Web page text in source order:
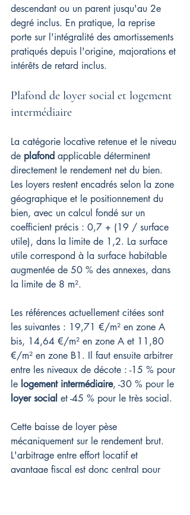
descendant ou un parent jusqu'au 2e
degré inclus. En pratique, la reprise
porte sur l'intégralité des amortissements
pratiqués depuis l'origine, majorations et
intérêts de retard inclus.
Plafond de loyer social et logement
intermédiaire
La catégorie locative retenue et le niveau
de plafond applicable déterminent
directement le rendement net du bien.
Les loyers restent encadrés selon la zone
géographique et le positionnement du
bien, avec un calcul fondé sur un
coefficient précis : 0,7 + (19 / surface
utile), dans la limite de 1,2. La surface
utile correspond à la surface habitable
augmentée de 50 % des annexes, dans
la limite de 8 m².
Les références actuellement citées sont
les suivantes : 19,71 €/m² en zone A
bis, 14,64 €/m² en zone A et 11,80
€/m² en zone B1. Il faut ensuite arbitrer
entre les niveaux de décote : -15 % pour
le logement intermédiaire, -30 % pour le
loyer social et -45 % pour le très social.
Cette baisse de loyer pèse
mécaniquement sur le rendement brut.
L'arbitrage entre effort locatif et
avantage fiscal est donc central pour